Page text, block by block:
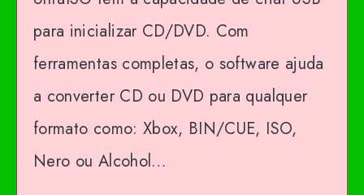
para inicializar CD/DVD. Com
ferramentas completas, o software ajuda
a converter CD ou DVD para qualquer
formato como: Xbox, BIN/CUE, ISO,
Nero ou Alcohol…